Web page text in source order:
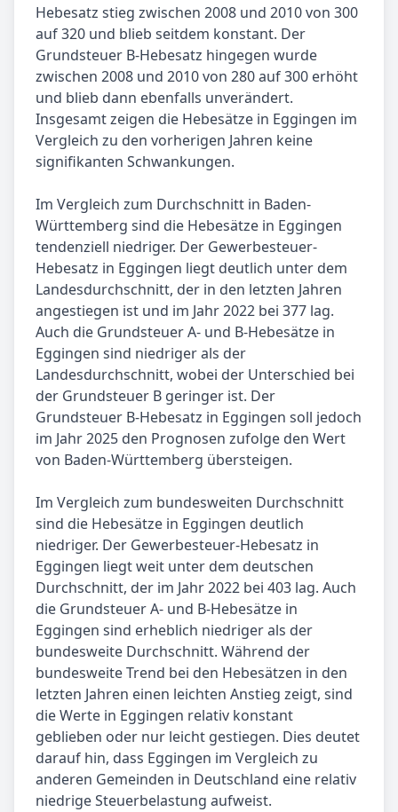
Hebesatz stieg zwischen 2008 und 2010 von 300
auf 320 und blieb seitdem konstant. Der
Grundsteuer B-Hebesatz hingegen wurde
zwischen 2008 und 2010 von 280 auf 300 erhöht
und blieb dann ebenfalls unverändert.
Insgesamt zeigen die Hebesätze in Eggingen im
Vergleich zu den vorherigen Jahren keine
signifikanten Schwankungen.
Im Vergleich zum Durchschnitt in Baden-
Württemberg sind die Hebesätze in Eggingen
tendenziell niedriger. Der Gewerbesteuer-
Hebesatz in Eggingen liegt deutlich unter dem
Landesdurchschnitt, der in den letzten Jahren
angestiegen ist und im Jahr 2022 bei 377 lag.
Auch die Grundsteuer A- und B-Hebesätze in
Eggingen sind niedriger als der
Landesdurchschnitt, wobei der Unterschied bei
der Grundsteuer B geringer ist. Der
Grundsteuer B-Hebesatz in Eggingen soll jedoch
im Jahr 2025 den Prognosen zufolge den Wert
von Baden-Württemberg übersteigen.
Im Vergleich zum bundesweiten Durchschnitt
sind die Hebesätze in Eggingen deutlich
niedriger. Der Gewerbesteuer-Hebesatz in
Eggingen liegt weit unter dem deutschen
Durchschnitt, der im Jahr 2022 bei 403 lag. Auch
die Grundsteuer A- und B-Hebesätze in
Eggingen sind erheblich niedriger als der
bundesweite Durchschnitt. Während der
bundesweite Trend bei den Hebesätzen in den
letzten Jahren einen leichten Anstieg zeigt, sind
die Werte in Eggingen relativ konstant
geblieben oder nur leicht gestiegen. Dies deutet
darauf hin, dass Eggingen im Vergleich zu
anderen Gemeinden in Deutschland eine relativ
niedrige Steuerbelastung aufweist.